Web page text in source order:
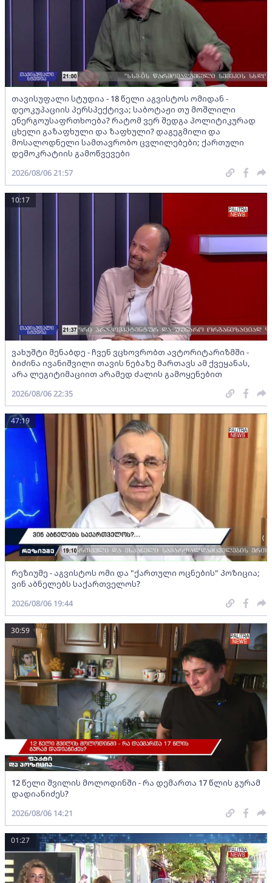
თავისუფალი სტუდია - 18 წელი აგვისტოს ომიდან -
დეოკუპაციის პერსპექტივა; საბოტაჟი თუ მოშლილი
ენერგოუსაფრთხოება? რატომ ვერ შედგა პოლიტიკურად
ცხელი გაზაფხული და ზაფხული? დაგეგმილი და
მოსალოდნელი სამთავრობო ცვლილებები; ქართული
დემოკრატიის გამოწვევები
2026/08/06 21:57
ვახუშტი მენაბდე - ჩვენ ვცხოვრობთ ავტორიტარიზმში -
ბიძინა ივანიშვილი თავის ნებაზე მართავს ამ ქვეყანას,
არა ლეგიტიმაციით არამედ ძალის გამოყენებით
10:17
2026/08/06 22:35
რეზიუმე - აგვისტოს ომი და "ქართული ოცნების" პოზიცია;
ვინ აბნელებს საქართველოს?
47:19
2026/08/06 19:44
12 წელი შვილის მოლოდინში - რა დემართა 17 წლის გურამ
დადიანიძეს?
30:59
2026/08/06 14:21
01:27